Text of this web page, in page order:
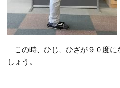
この時、ひじ、ひざが９０度に
しょう。